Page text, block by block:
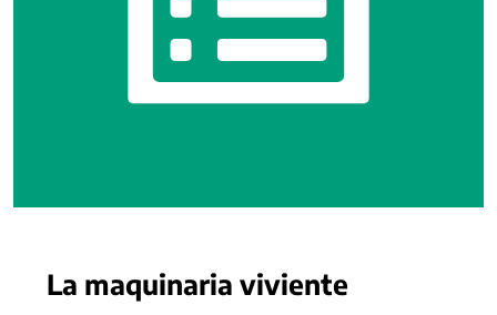
La maquinaria viviente